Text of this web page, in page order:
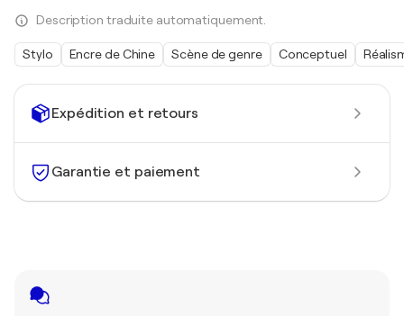
Expédition et retours
Garantie et paiement
Description traduite automatiquement.
Stylo Encre de Chine Scène de genre Conceptuel